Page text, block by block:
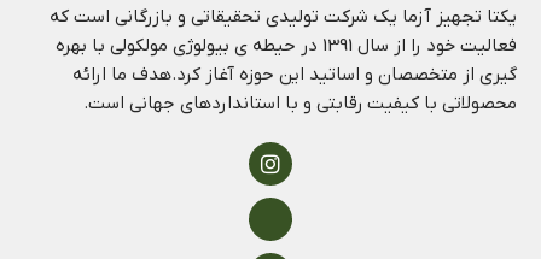
یکتا تجهیز آزما یک شرکت تولیدی تحقیقاتی و بازرگانی است که
فعالیت خود را از سال 1391 در حیطه ی بیولوژی مولکولی با بهره
گیری از متخصصان و اساتید این حوزه آغاز کرد.هدف ما ارائه
محصولاتی با کیفیت رقابتی و با استانداردهای جهانی است.